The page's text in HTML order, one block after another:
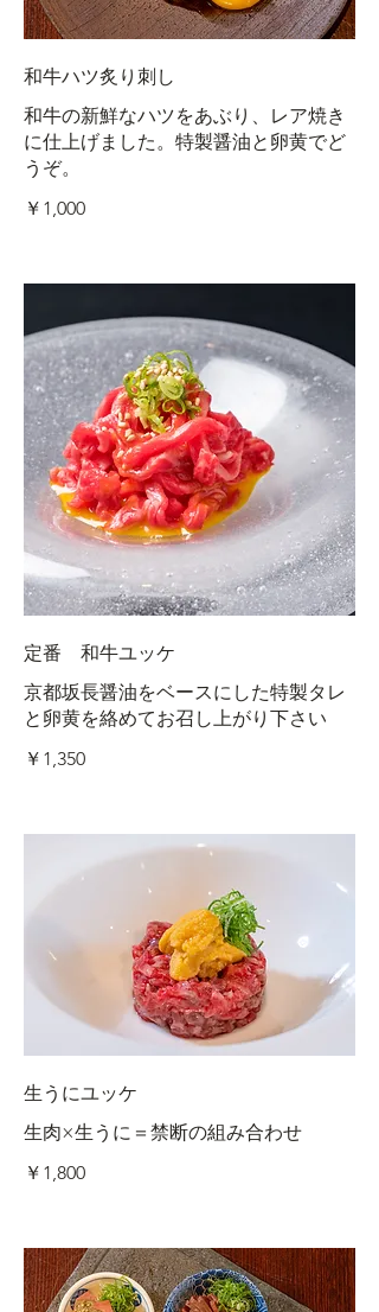
和牛ハツ炙り刺し
和牛の新鮮なハツをあぶり、レア焼き
に仕上げました。特製醤油と卵黄でど
うぞ。
￥1,000
定番 和牛ユッケ
京都坂長醤油をベースにした特製タレ
と卵黄を絡めてお召し上がり下さい
￥1,350
生うにユッケ
生肉×生うに＝禁断の組み合わせ
￥1,800